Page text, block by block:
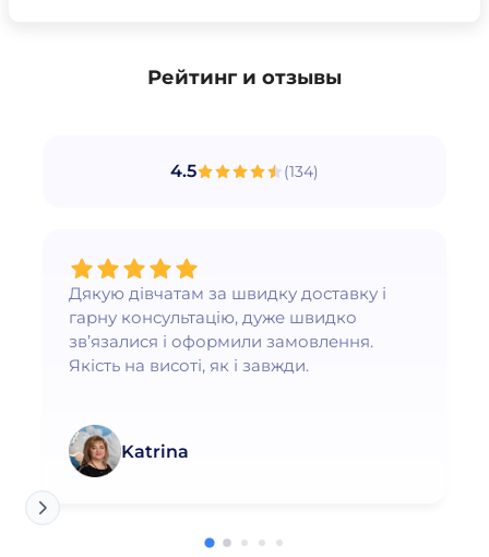
Рейтинг и отзывы
4.5 (134)
Дякую дівчатам за швидку доставку і
гарну консультацію, дуже швидко
зв’язалися і оформили замовлення.
Якість на висоті, як і завжди.
Katrina